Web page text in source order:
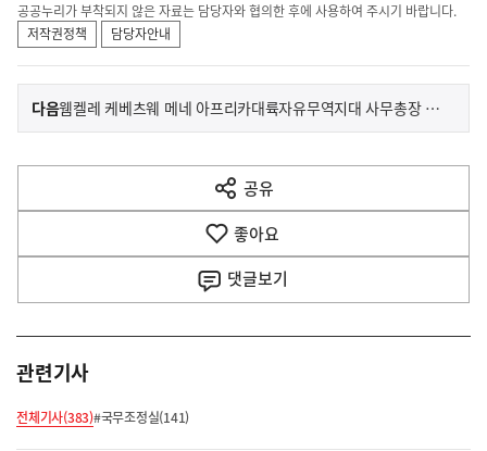
공공누리가 부착되지 않은 자료는 담당자와 협의한 후에 사용하여 주시기 바랍니다.
저작권정책
담당자안내
이
전
다
음
다음기
사
웸켈레 케베츠웨 메네 아프리카대륙자유무역지대 사무총장 접견
공유
열
기
좋아요
댓글보기
관련기사
전체기사(383)#국무조정실(141)